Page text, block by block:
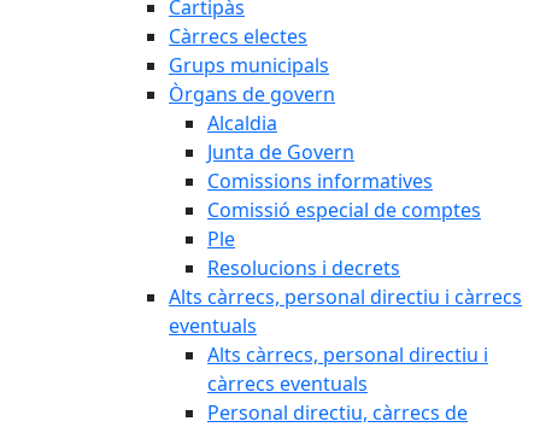
Cartipàs
Càrrecs electes
Grups municipals
Òrgans de govern
Alcaldia
Junta de Govern
Comissions informatives
Comissió especial de comptes
Ple
Resolucions i decrets
Alts càrrecs, personal directiu i càrrecs
eventuals
Alts càrrecs, personal directiu i
càrrecs eventuals
Personal directiu, càrrecs de